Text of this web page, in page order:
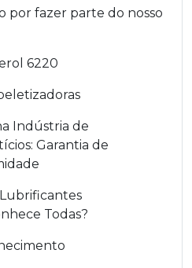
por fazer parte do nosso
6220
Indústria de
Garantia de
Todas?